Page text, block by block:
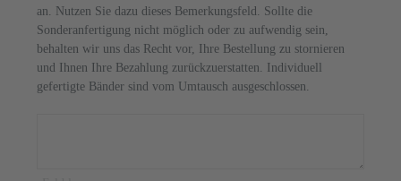
an. Nutzen Sie dazu dieses Bemerkungsfeld. Sollte die
Sonderanfertigung nicht möglich oder zu aufwendig sein,
behalten wir uns das Recht vor, Ihre Bestellung zu stornieren
und Ihnen Ihre Bezahlung zurückzuerstatten. Individuell
gefertigte Bänder sind vom Umtausch ausgeschlossen.